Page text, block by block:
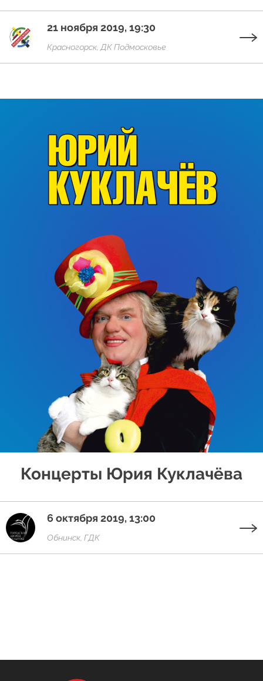
21 ноября 2019, 19:30
Красногорск, ДК Подмосковье
Концерты Юрия Куклачёва
6 октября 2019, 13:00
Обнинск, ГДК